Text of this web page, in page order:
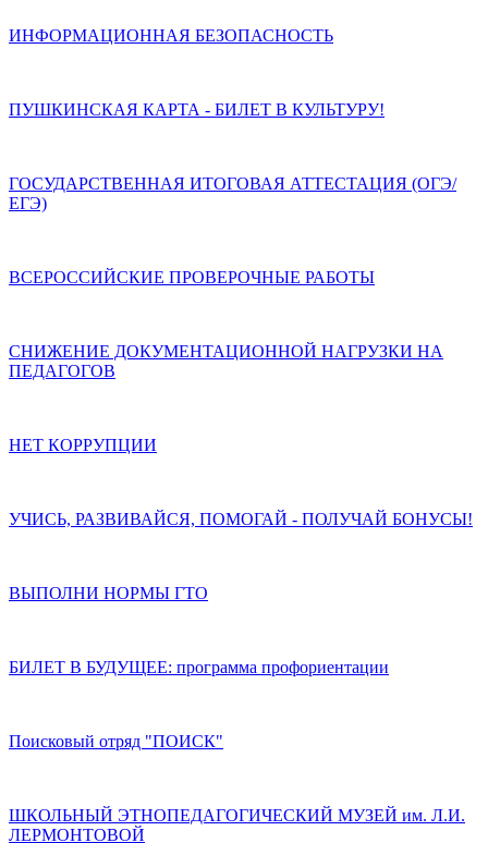
ИНФОРМАЦИОННАЯ БЕЗОПАСНОСТЬ
ПУШКИНСКАЯ КАРТА - БИЛЕТ В КУЛЬТУРУ!
ГОСУДАРСТВЕННАЯ ИТОГОВАЯ АТТЕСТАЦИЯ (ОГЭ/
ЕГЭ)
ВСЕРОССИЙСКИЕ ПРОВЕРОЧНЫЕ РАБОТЫ
СНИЖЕНИЕ ДОКУМЕНТАЦИОННОЙ НАГРУЗКИ НА
ПЕДАГОГОВ
НЕТ КОРРУПЦИИ
УЧИСЬ, РАЗВИВАЙСЯ, ПОМОГАЙ - ПОЛУЧАЙ БОНУСЫ!
ВЫПОЛНИ НОРМЫ ГТО
БИЛЕТ В БУДУЩЕЕ: программа профориентации
Поисковый отряд "ПОИСК"
ШКОЛЬНЫЙ ЭТНОПЕДАГОГИЧЕСКИЙ МУЗЕЙ им. Л.И.
ЛЕРМОНТОВОЙ